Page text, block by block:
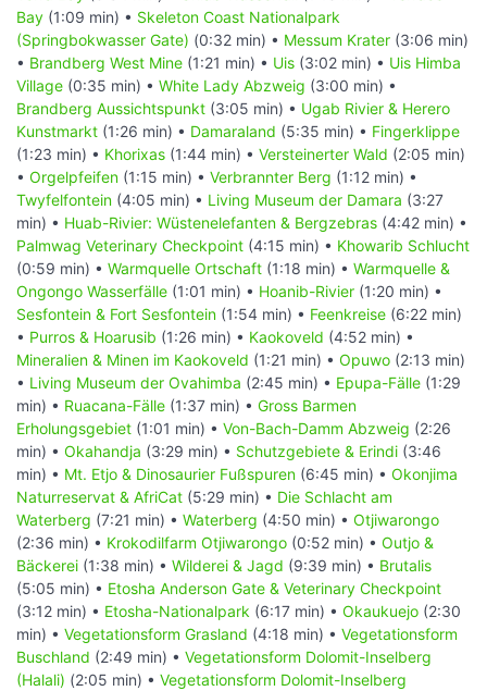
Bay (1:09 min) • Skeleton Coast Nationalpark
(Springbokwasser Gate) (0:32 min) • Messum Krater (3:06 min)
• Brandberg West Mine (1:21 min) • Uis (3:02 min) • Uis Himba
Village (0:35 min) • White Lady Abzweig (3:00 min) •
Brandberg Aussichtspunkt (3:05 min) • Ugab Rivier & Herero
Kunstmarkt (1:26 min) • Damaraland (5:35 min) • Fingerklippe
(1:23 min) • Khorixas (1:44 min) • Versteinerter Wald (2:05 min)
• Orgelpfeifen (1:15 min) • Verbrannter Berg (1:12 min) •
Twyfelfontein (4:05 min) • Living Museum der Damara (3:27
min) • Huab-Rivier: Wüstenelefanten & Bergzebras (4:42 min) •
Palmwag Veterinary Checkpoint (4:15 min) • Khowarib Schlucht
(0:59 min) • Warmquelle Ortschaft (1:18 min) • Warmquelle &
Ongongo Wasserfälle (1:01 min) • Hoanib-Rivier (1:20 min) •
Sesfontein & Fort Sesfontein (1:54 min) • Feenkreise (6:22 min)
• Purros & Hoarusib (1:26 min) • Kaokoveld (4:52 min) •
Mineralien & Minen im Kaokoveld (1:21 min) • Opuwo (2:13 min)
• Living Museum der Ovahimba (2:45 min) • Epupa-Fälle (1:29
min) • Ruacana-Fälle (1:37 min) • Gross Barmen
Erholungsgebiet (1:01 min) • Von-Bach-Damm Abzweig (2:26
min) • Okahandja (3:29 min) • Schutzgebiete & Erindi (3:46
min) • Mt. Etjo & Dinosaurier Fußspuren (6:45 min) • Okonjima
Naturreservat & AfriCat (5:29 min) • Die Schlacht am
Waterberg (7:21 min) • Waterberg (4:50 min) • Otjiwarongo
(2:36 min) • Krokodilfarm Otjiwarongo (0:52 min) • Outjo &
Bäckerei (1:38 min) • Wilderei & Jagd (9:39 min) • Brutalis
(5:05 min) • Etosha Anderson Gate & Veterinary Checkpoint
(3:12 min) • Etosha-Nationalpark (6:17 min) • Okaukuejo (2:30
min) • Vegetationsform Grasland (4:18 min) • Vegetationsform
Buschland (2:49 min) • Vegetationsform Dolomit-Inselberg
(Halali) (2:05 min) • Vegetationsform Dolomit-Inselberg